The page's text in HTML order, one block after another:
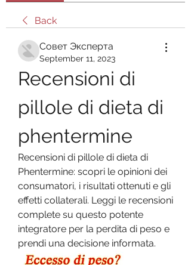
Back
Совет Эксперта
September 11, 2023
Recensioni di
pillole di dieta di
phentermine
Recensioni di pillole di dieta di
Phentermine: scopri le opinioni dei
consumatori, i risultati ottenuti e gli
effetti collaterali. Leggi le recensioni
complete su questo potente
integratore per la perdita di peso e
prendi una decisione informata.